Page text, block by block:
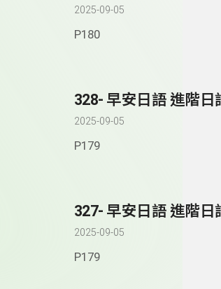
2025-09-05
P180
328- 早安日語 進階日
2025-09-05
P179
327- 早安日語 進階日
2025-09-05
P179